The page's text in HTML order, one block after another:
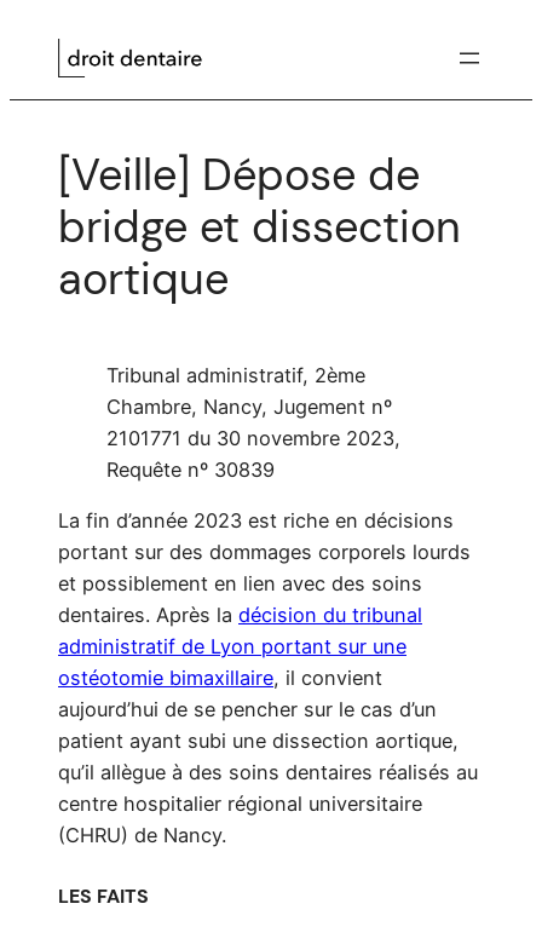
[Veille] Dépose de
bridge et dissection
aortique
Tribunal administratif, 2ème
Chambre, Nancy, Jugement nº
2101771 du 30 novembre 2023,
Requête nº 30839
La fin d’année 2023 est riche en décisions
portant sur des dommages corporels lourds
et possiblement en lien avec des soins
dentaires. Après la décision du tribunal
administratif de Lyon portant sur une
ostéotomie bimaxillaire, il convient
aujourd’hui de se pencher sur le cas d’un
patient ayant subi une dissection aortique,
qu’il allègue à des soins dentaires réalisés au
centre hospitalier régional universitaire
(CHRU) de Nancy.
LES FAITS